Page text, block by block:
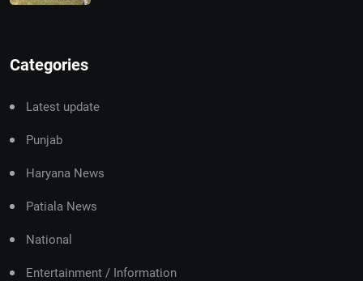
Categories
Latest update
Punjab
Haryana News
Patiala News
National
Entertainment / Information